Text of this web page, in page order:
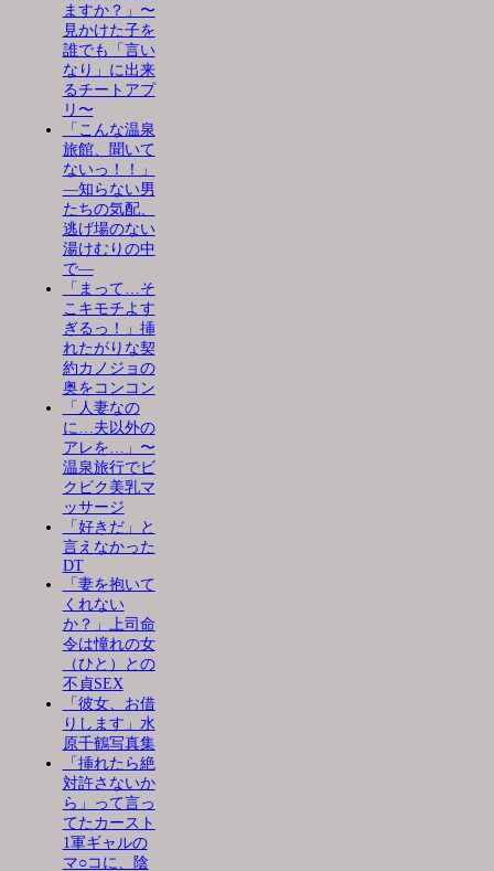
ますか？」〜
見かけた子を
誰でも「言い
なり」に出来
るチートアプ
リ〜
「こんな温泉
旅館、聞いて
ないっ！！」
―知らない男
たちの気配、
逃げ場のない
湯けむりの中
で―
「まって…そ
こキモチよす
ぎるっ！」挿
れたがりな契
約カノジョの
奥をコンコン
「人妻なの
に…夫以外の
アレを…」〜
温泉旅行でビ
クビク美乳マ
ッサージ
「好きだ」と
言えなかった
DT
「妻を抱いて
くれない
か？」上司命
令は憧れの女
（ひと）との
不貞SEX
「彼女、お借
りします」水
原千鶴写真集
「挿れたら絶
対許さないか
ら」って言っ
てたカースト
1軍ギャルの
マ○コに、陰